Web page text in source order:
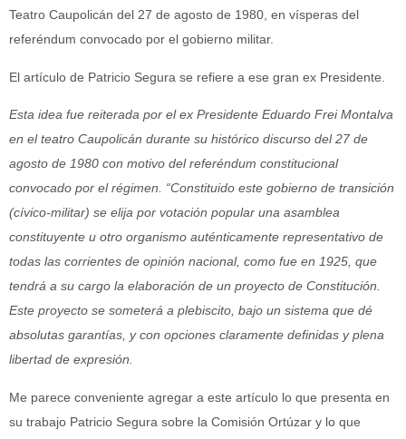
Teatro Caupolicán del 27 de agosto de 1980, en vísperas del
referéndum convocado por el gobierno militar.
El artículo de Patricio Segura se refiere a ese gran ex Presidente.
Esta idea fue reiterada por el ex Presidente Eduardo Frei Montalva
en el teatro Caupolicán durante su histórico discurso del 27 de
agosto de 1980 con motivo del referéndum constitucional
convocado por el régimen. “Constituido este gobierno de transición
(cívico-militar) se elija por votación popular una asamblea
constituyente u otro organismo auténticamente representativo de
todas las corrientes de opinión nacional, como fue en 1925, que
tendrá a su cargo la elaboración de un proyecto de Constitución.
Este proyecto se someterá a plebiscito, bajo un sistema que dé
absolutas garantías, y con opciones claramente definidas y plena
libertad de expresión.
Me parece conveniente agregar a este artículo lo que presenta en
su trabajo Patricio Segura sobre la Comisión Ortúzar y lo que